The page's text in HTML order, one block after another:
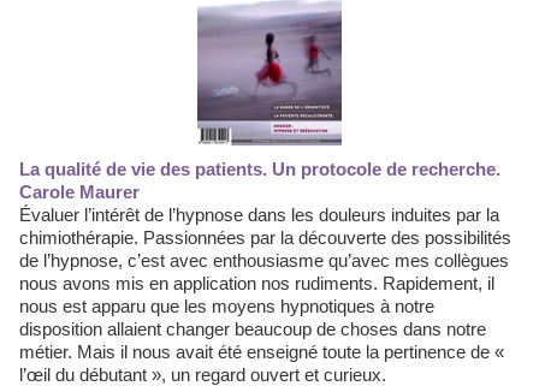
La qualité de vie des patients. Un protocole de recherche.
Carole Maurer
Évaluer l’intérêt de l’hypnose dans les douleurs induites par la
chimiothérapie. Passionnées par la découverte des possibilités
de l’hypnose, c’est avec enthousiasme qu’avec mes collègues
nous avons mis en application nos rudiments. Rapidement, il
nous est apparu que les moyens hypnotiques à notre
disposition allaient changer beaucoup de choses dans notre
métier. Mais il nous avait été enseigné toute la pertinence de «
l’œil du débutant », un regard ouvert et curieux.